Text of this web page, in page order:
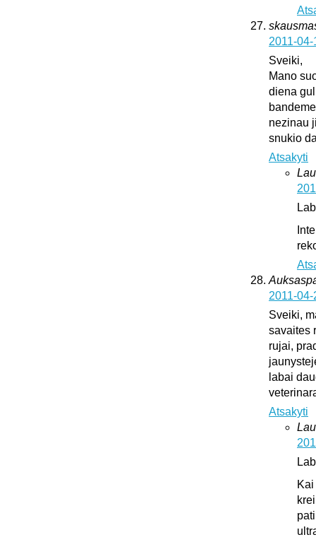
2011-
Sveiki,
Mano
diena
nezinau
snukio
Atsakyti
2011-
Sveiki,
savaites
rujai,
labai
Atsakyti